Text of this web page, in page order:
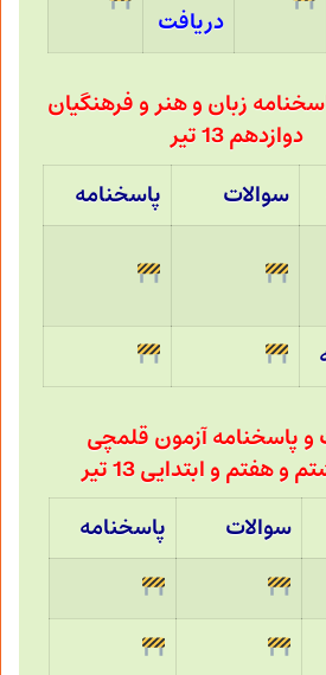
دریافت
زبان و هنر و فرهنگیان
دوازدهم 13 تیر
سوالات
پاسخنامه
و پاسخنامه آزمون قلمچی
و هفتم و ابتدایی 13 تیر
سوالات
پاسخنامه